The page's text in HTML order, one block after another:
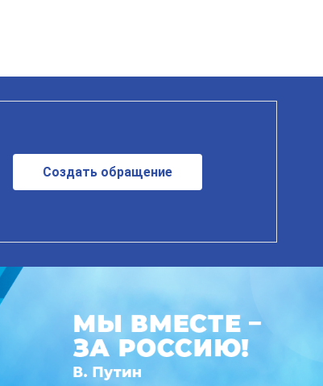
Создать обращение